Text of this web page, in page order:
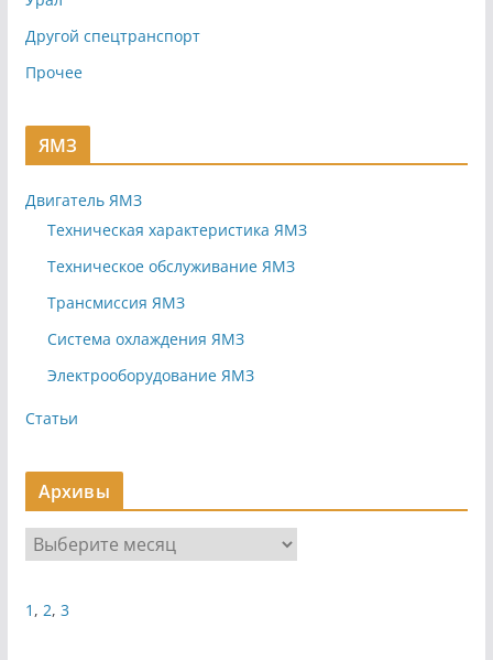
Другой спецтранспорт
Прочее
ЯМЗ
Двигатель ЯМЗ
Техническая характеристика ЯМЗ
Техническое обслуживание ЯМЗ
Трансмиссия ЯМЗ
Система охлаждения ЯМЗ
Электрооборудование ЯМЗ
Статьи
Архивы
р
и
1 , 2, 3